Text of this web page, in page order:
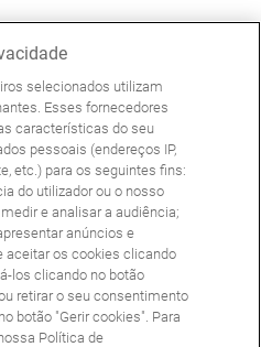
selecionados utilizam
Esses fornecedores
características do seu
pessoais (endereços IP,
etc.) para os seguintes fins:
do utilizador ou o nosso
e analisar a audiência;
anúncios e
aceitar os cookies clicando
los clicando no botão
retirar o seu consentimento
botão "Gerir cookies". Para
Política de